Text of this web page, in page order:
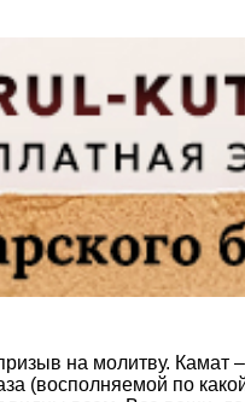
на молитву. Камат
(восполняемой по